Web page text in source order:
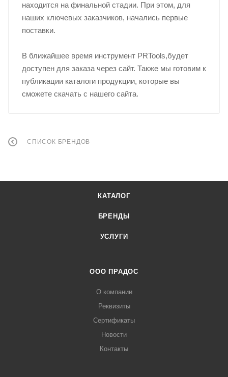
находится на финальной стадии. При этом, для
наших ключевых заказчиков, начались первые
поставки.
В ближайшее время инструмент PRTools,будет
доступен для заказа через сайт. Также мы готовим к
публикации каталоги продукции, которые вы
сможете скачать с нашего сайта.
СПИСОК БРЕНДОВ
КАТАЛОГ
БРЕНДЫ
УСЛУГИ
ООО ПРАДОС
О компании
Реквизиты
Сертификаты
Новости
Контакты